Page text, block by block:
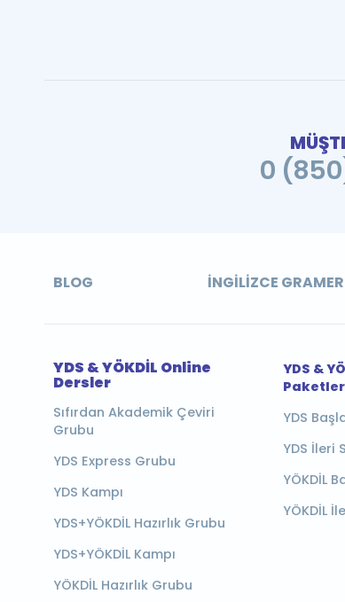
0
BLOG İNGILIZCE GRAMER
YDS & YÖKDİL Online
Dersler
Sıfırdan Akademik Çeviri
Grubu
YDS Express Grubu
YDS Kampı
YDS+YÖKDİL Hazırlık Grubu
YDS+YÖKDİL Kampı
YÖKDİL Hazırlık Grubu
YDS &
YDS
YDS İleri
YÖKDİL
YÖKDİL